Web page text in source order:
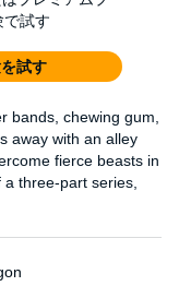
で試す
試す
bands, chewing gum,
away with an alley
fierce beasts in
three-part series,